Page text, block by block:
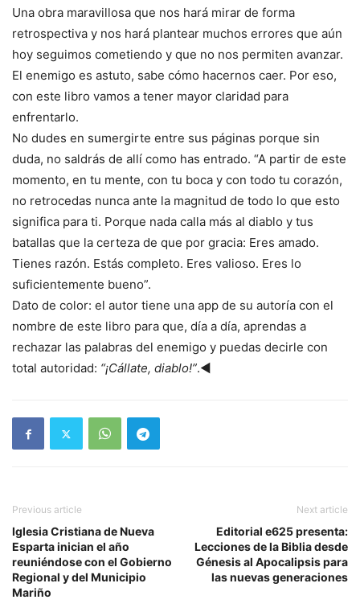
Una obra maravillosa que nos hará mirar de forma
retrospectiva y nos hará plantear muchos errores que aún
hoy seguimos cometiendo y que no nos permiten avanzar.
El enemigo es astuto, sabe cómo hacernos caer. Por eso,
con este libro vamos a tener mayor claridad para
enfrentarlo.
No dudes en sumergirte entre sus páginas porque sin
duda, no saldrás de allí como has entrado. “A partir de este
momento, en tu mente, con tu boca y con todo tu corazón,
no retrocedas nunca ante la magnitud de todo lo que esto
significa para ti. Porque nada calla más al diablo y tus
batallas que la certeza de que por gracia: Eres amado.
Tienes razón. Estás completo. Eres valioso. Eres lo
suficientemente bueno”.
Dato de color: el autor tiene una app de su autoría con el
nombre de este libro para que, día a día, aprendas a
rechazar las palabras del enemigo y puedas decirle con
total autoridad: “¡Cállate, diablo!”.◄
Previous article
Iglesia Cristiana de Nueva
Esparta inician el año
reuniéndose con el Gobierno
Regional y del Municipio
Mariño
Next article
Editorial e625 presenta:
Lecciones de la Biblia desde
Génesis al Apocalipsis para
las nuevas generaciones